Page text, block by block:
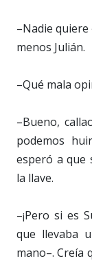
–Nadie
menos Julián.
–Qué mala
–Bueno,
podemos
esperó a que
la llave.
–¡Pero si es
que llevaba
mano–. Creía